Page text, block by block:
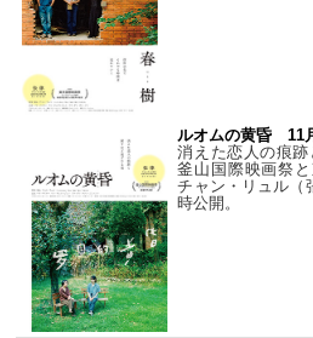
ルオムの黄昏 11
消えた恋人の痕
釜山国際映画祭
チャン・リュル（
時公開。